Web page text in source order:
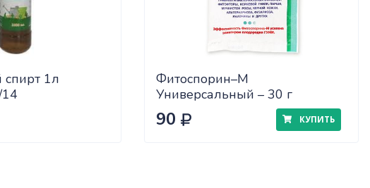
1л
Фитоспорин–М
Универсальный – 30 г
90 КУПИТЬ